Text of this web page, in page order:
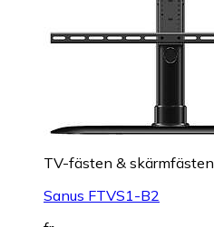
TV-fästen & skärmfästen
Sanus FTVS1-B2